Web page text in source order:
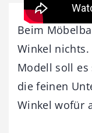
Beim
Winkel nichts.
Modell soll es
die feinen
Winkel wofür